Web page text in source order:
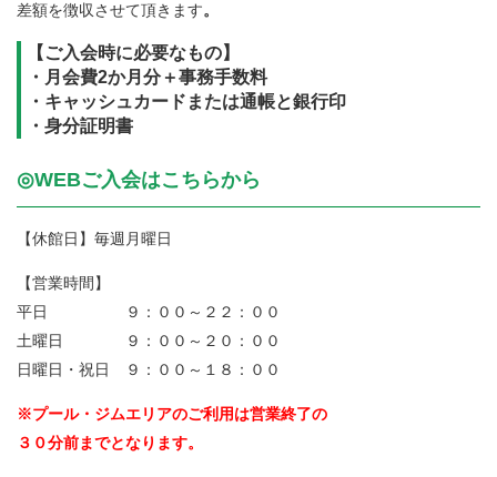
差額を徴収させて頂きます。
【ご入会時に必要なもの】
・月会費2か月分＋事務手数料
・キャッシュカードまたは通帳と銀行印
・身分証明書
◎WEBご入会はこちらから
【休館日】毎週月曜日
【営業時間】
平日 ９：００～２２：００
土曜日 ９：００～２０：００
日曜日・祝日 ９：００～１８：００
※プール・ジムエリアのご利用は営業終了の
３０分前までとなります。